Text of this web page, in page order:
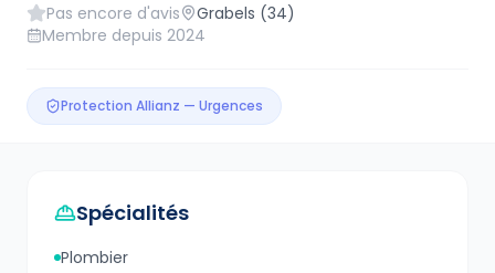
Pas encore d'avis Grabels (34)
Membre depuis 2024
Protection Allianz — Urgences
Spécialités
Plombier